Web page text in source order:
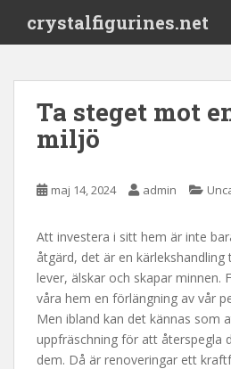
i
crystalfigurines.net
Ta steget mot
miljö
maj 14, 2024 admin
Att investera i sitt hem är inte
åtgärd, det är en
lever, älskar och skapar minnen.
våra hem en förlängning av vår
Men ibland kan det kännas som
uppfräschning för att återspegla
dem. Då är renoveringar ett